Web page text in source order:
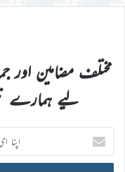
مختلف مضامین
لیے ہمارے
اپنا
ای
میل